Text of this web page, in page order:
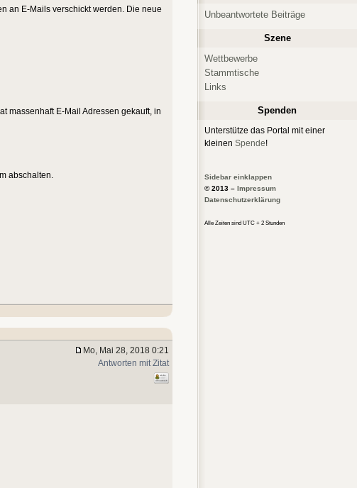
an E-Mails verschickt werden. Die neue
massenhaft E-Mail Adressen gekauft, in
abschalten.
Mo, Mai 28, 2018 0:21
Antworten mit Zitat
Unbeantwortete Beiträge
Szene
Wettbewerbe
Stammtische
Links
Spenden
Unterstütze das Portal mit einer
kleinen Spende!
Sidebar einklappen
© 2013 – Impressum
Datenschutzerklärung
Alle Zeiten sind UTC + 2 Stunden